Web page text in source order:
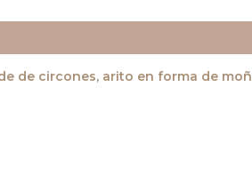
de circones, arito en forma de